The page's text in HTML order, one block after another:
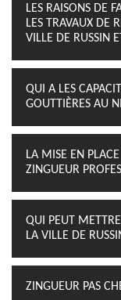
LES RAISONS DE
LES TRAVAUX DE
VILLE DE RUSSIN
QUI A LES
GOUTTIÈRES AU
LA MISE EN
ZINGUEUR
QUI PEUT
LA VILLE DE
ZINGUEUR PAS